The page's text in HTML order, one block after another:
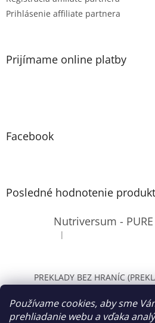
Používame cookies, aby sme
prehliadanie webu a vďaka
Prihlásenie affiliate partnera
Prijímame online platby
Facebook
Posledné hodnotenie
Nutriversum - PURE
Hodnotenie produktu je
|
PREKLADY BEZ HRANÍC
WOLT